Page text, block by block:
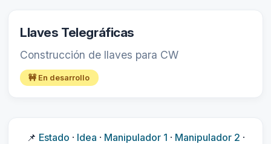
Llaves Telegráficas
Construcción de llaves para CW
🚧 En desarrollo
📌 Estado · Idea · Manipulador 1 · Manipulador 2 ·